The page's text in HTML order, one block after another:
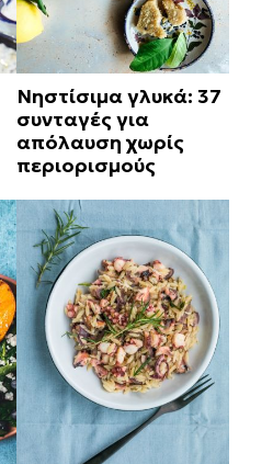
Νηστίσιμα γλυκά: 37
συνταγές για
απόλαυση χωρίς
περιορισμούς